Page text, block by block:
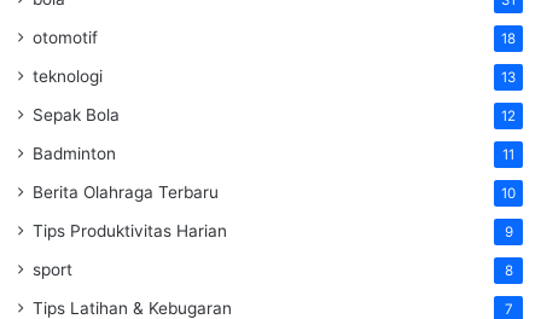
otomotif 18
teknologi 13
Sepak Bola 12
Badminton 11
Berita Olahraga Terbaru 10
Tips Produktivitas Harian 9
sport 8
Tips Latihan & Kebugaran 7